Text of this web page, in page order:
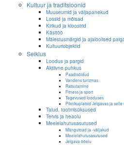
Kultuur ja traditsioonid
Muuseumid ja väljapanekud
Lossid ja mõisad
Kirikud ja kloostrid
Käsitöö
Mälestusmärgid ja ajaloolised
Kultuuriobjektid
Seiklus
Loodus ja pargid
Aktiivne puhkus
Paadisõidud
Vandens turizmas
Ratsutamine
Fitness ja sport
Tegevused looduses
Piknikuplatsid Jelgavas ja selle
Talud, tootmisüksused
Tervis ja heaolu
Meelelahutusasutused
Mängutoad ja -väljakud
Meelelahutusasutused
Jelgava ööelu